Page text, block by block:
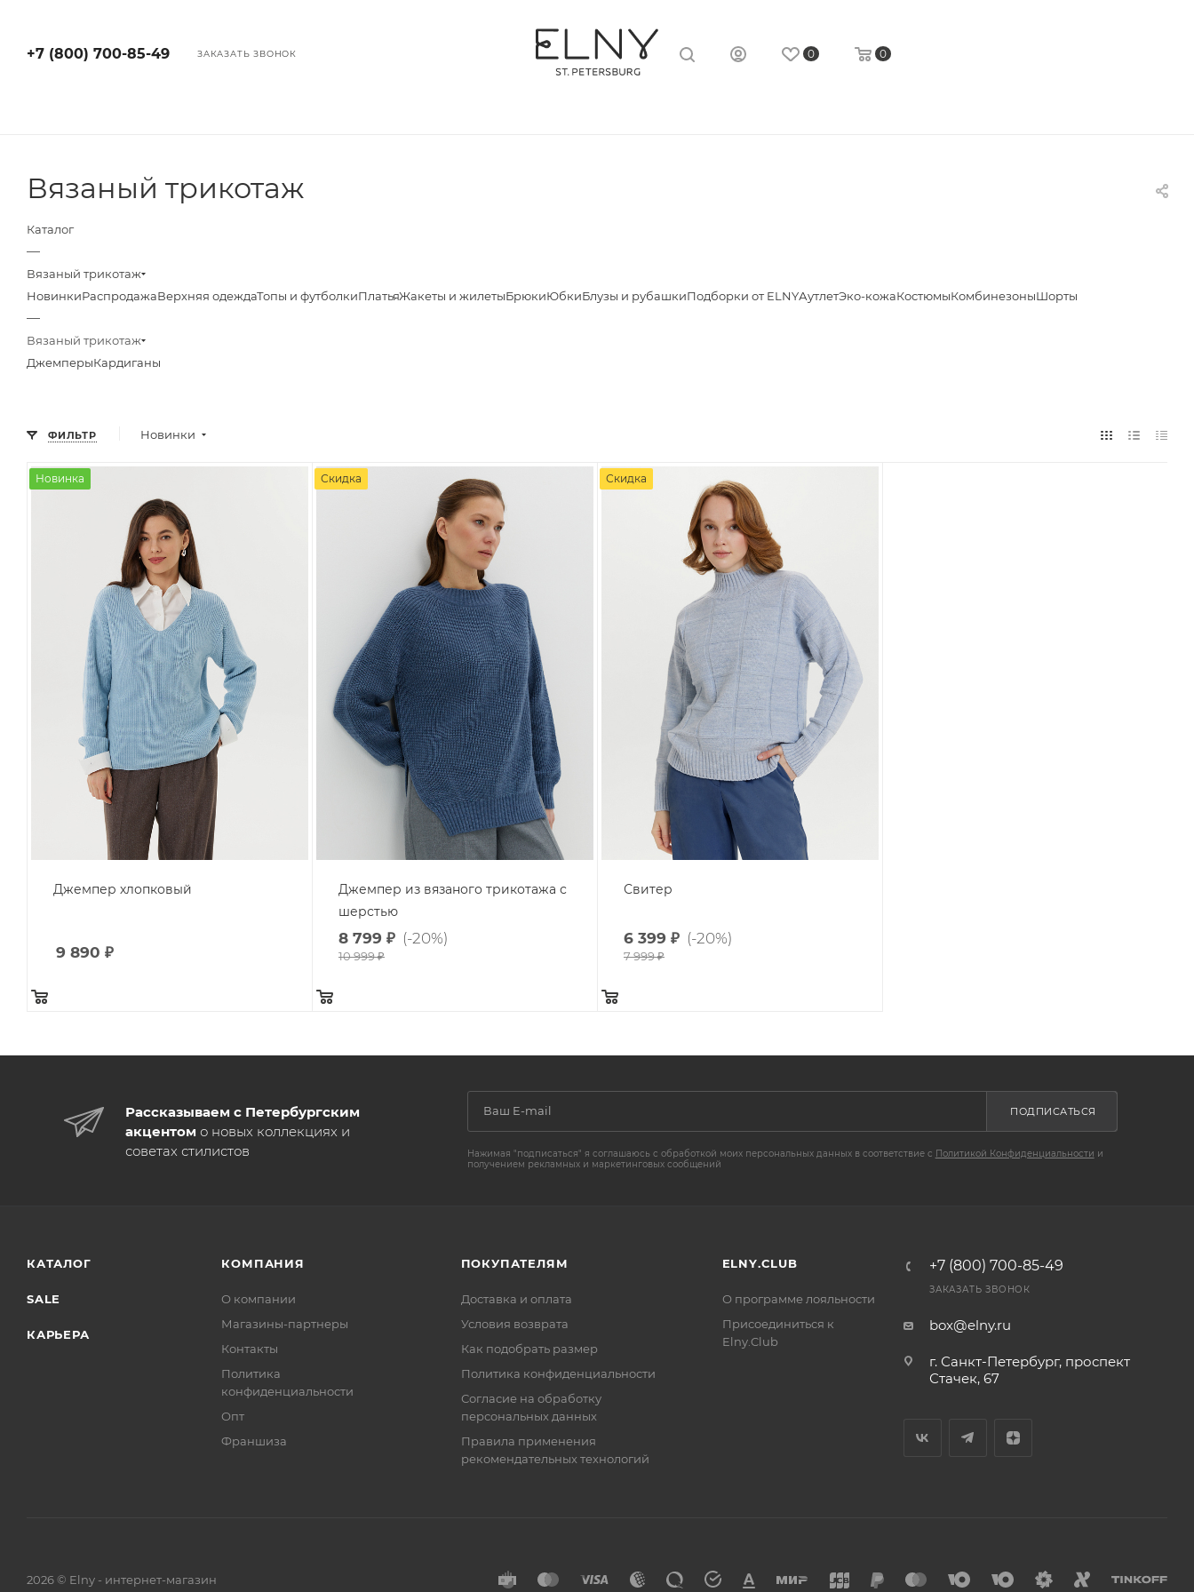
+7 (800) 700-85-49 ЗАКАЗАТЬ ЗВОНОК 0 0
Вязаный трикотаж
Каталог
—
Вязаный трикотаж
НовинкиРаспродажаВерхняя одеждаТопы и футболкиПлатьяЖакеты и жилетыБрюкиЮбкиБлузы и рубашкиПодборки от ELNYАутлетЭко-кожаКостюмыКомбинезоныШорты
—
Вязаный трикотаж
ДжемперыКардиганы
ФИЛЬТР Новинки
Новинка
Джемпер хлопковый
9 890 ₽
Скидка
Джемпер из вязаного трикотажа с
шерстью
8 799 ₽ (-20%)
10 999₽
Скидка
Свитер
6 399 ₽ (-20%)
7 999₽
Рассказываем с Петербургским
акцентом о новых коллекциях и
советах стилистов
ПОДПИСАТЬСЯ
Нажимая "подписаться" я соглашаюсь с обработкой моих персональных данных в соответствие с Политикой Конфиденциальности и
получением рекламных и маркетинговых сообщений
КАТАЛОГ
SALE
КАРЬЕРА
КОМПАНИЯ
О компании
Магазины-партнеры
Контакты
Политика
конфиденциальности
Опт
Франшиза
ПОКУПАТЕЛЯМ
Доставка и оплата
Условия возврата
Как подобрать размер
Политика конфиденциальности
Согласие на обработку
персональных данных
Правила применения
рекомендательных технологий
ELNY.CLUB
О программе лояльности
Присоединиться к
Elny.Club
+7 (800) 700-85-49
ЗАКАЗАТЬ ЗВОНОК
box@elny.ru
г. Санкт-Петербург, проспект
Стачек, 67
2026 © Elny - интернет-магазин